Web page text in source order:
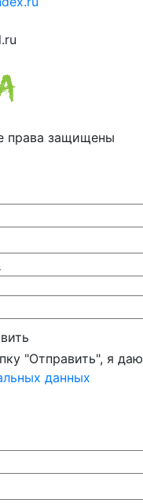
права защищены
"Отправить", я даю
данных